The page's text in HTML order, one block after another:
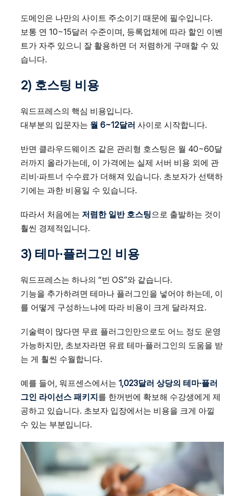
도메인은 나만의 사이트 주소이기 때문에 필수입니다.
보통 연 10~15달러 수준이며, 등록업체에 따라 할인 이벤
트가 자주 있으니 잘 활용하면 더 저렴하게 구매할 수 있
습니다.
2) 호스팅 비용
워드프레스의 핵심 비용입니다.
대부분의 입문자는 월 6~12달러 사이로 시작합니다.
반면 클라우드웨이즈 같은 관리형 호스팅은 월 40~60달
러까지 올라가는데, 이 가격에는 실제 서버 비용 외에 관
리비·파트너 수수료가 더해져 있습니다. 초보자가 선택하
기에는 과한 비용일 수 있습니다.
따라서 처음에는 저렴한 일반 호스팅으로 출발하는 것이
훨씬 경제적입니다.
3) 테마·플러그인 비용
워드프레스는 하나의 “빈 OS”와 같습니다.
기능을 추가하려면 테마나 플러그인을 넣어야 하는데, 이
를 어떻게 구성하느냐에 따라 비용이 크게 달라져요.
기술력이 많다면 무료 플러그인만으로도 어느 정도 운영
가능하지만, 초보자라면 유료 테마·플러그인의 도움을 받
는 게 훨씬 수월합니다.
예를 들어, 워프센스에서는 1,023달러 상당의 테마·플러
그인 라이선스 패키지를 한꺼번에 확보해 수강생에게 제
공하고 있습니다. 초보자 입장에서는 비용을 크게 아낄
수 있는 부분입니다.